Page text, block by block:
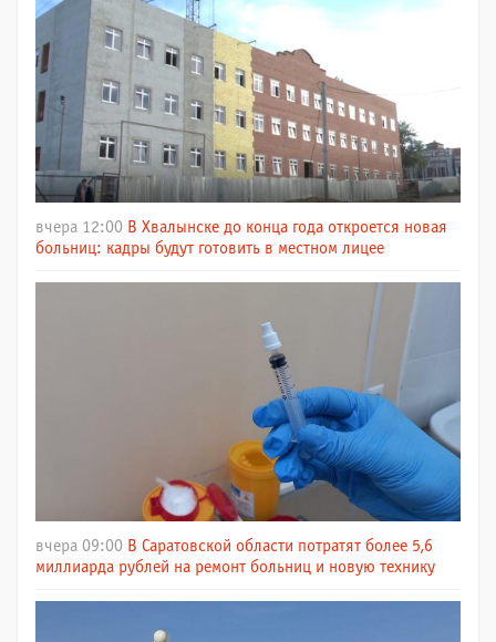
вчера 12:00 В Хвалынске до конца года откроется новая
больниц: кадры будут готовить в местном лицее
вчера 09:00 В Саратовской области потратят более 5,6
миллиарда рублей на ремонт больниц и новую технику